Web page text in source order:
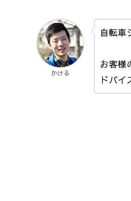
かける
自転車
お客様
ドバイ